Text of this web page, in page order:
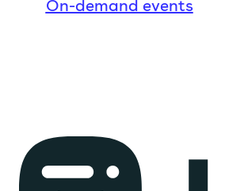
On-demand events